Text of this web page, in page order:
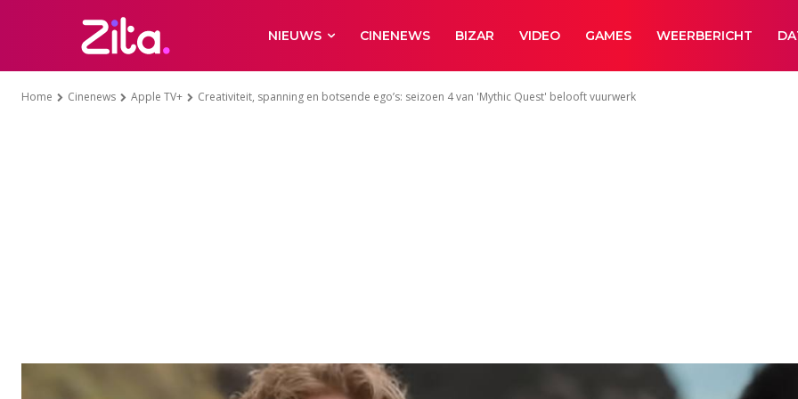
NIEUWS CINENEWS BIZAR VIDEO GAMES WEERBERICHT
Home Cinenews Apple TV+ Creativiteit, spanning en botsende ego’s: seizoen 4 van 'Mythic Quest' belooft vuurwerk